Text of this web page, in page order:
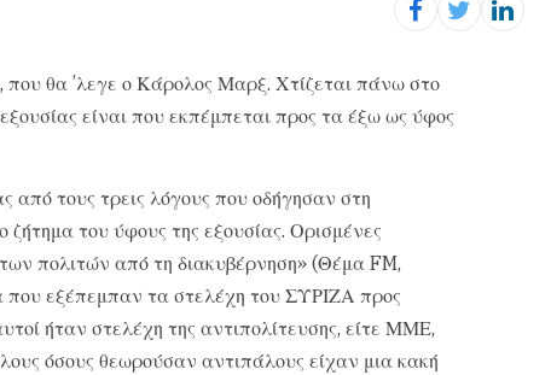
που θα ’λεγε ο Κάρολος Μαρξ. Χτίζεται πάνω στο
είναι που εκπέμπεται προς τα έξω ως ύφος
από τους τρεις λόγους που οδήγησαν στη
του ύφους της εξουσίας. Ορισμένες
πολιτών από τη διακυβέρνηση» (Θέμα FM,
εξέπεμπαν τα στελέχη του ΣΥΡΙΖΑ προς
ήταν στελέχη της αντιπολίτευσης, είτε ΜΜΕ,
όσους θεωρούσαν αντιπάλους είχαν μια κακή